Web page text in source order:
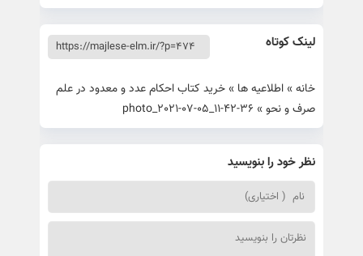
لینک کوتاه
خانه» اطلاعیه ها » خرید کتاب احکام عدد و معدود در علم
صرف و نحو»
photo_2021-07-05_11-42-36
نظر خود را بنویسید